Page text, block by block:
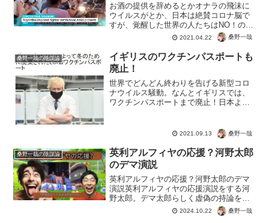
お酒の提供を辞めるとかオナラの飛沫に
ウイルスがとか、日本は絶賛コロナ脳で
すが、覚醒した世界の人たちはNO！の意
思表示。日本もまん防、緊急痛い宣言の
茶番をシバかないと、本当に日本は詰み
ますよ。そんなに余裕、ないですか
ら・・・でも、屋外のノーマ...
2021.04.22 桑野一哉
桑野一哉の陰謀論
イギリスのワクチンパスポートも
廃止！
世界でどんどん終わりを告げる新型コロ
ナウイルス騒動。なんとイギリスでは、
ワクチンパスポートまで廃止！日本より
ですね。ただこれもコロナワクチン接種
2021.09.13 桑野一哉
桑野一哉の陰謀論
英利アルフィヤの応援？河野太郎
のデマ演説
英利アルフィヤの応援？河野太郎のデマ
演説英利アルフィヤの応援演説をする河
野太郎。デマ太郎らしく虚偽の持論を展
開し、候補者へマイナスイメージの自爆
テロ。日本の敵である河野太郎に、国民
2024.10.22 桑野一哉